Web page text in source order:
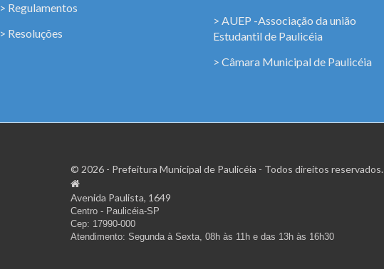
> Regulamentos
> Resoluções
> AUEP -Associação da união
Estudantil de Paulicéia
> Câmara Municipal de Paulicéia
© 2026 - Prefeitura Municipal de Paulicéia - Todos direitos reservados.
Avenida Paulista, 1649
Centro - Paulicéia-SP
Cep: 17990-000
Atendimento: Segunda à Sexta, 08h às 11h e das 13h às 16h30